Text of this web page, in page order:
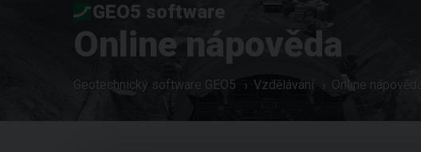
GEO5 software
Online nápověda
Geotechnický software GEO5 Vzdělávání Online nápověda